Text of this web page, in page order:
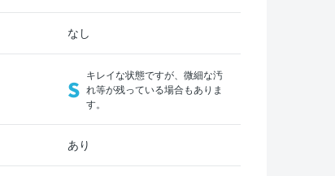
なし
S
キレイな状態ですが、微細な汚
れ等が残っている場合もありま
す。
あり